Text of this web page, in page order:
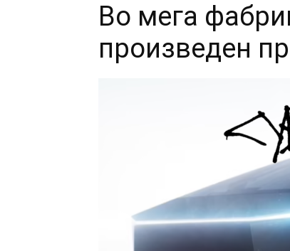
Во мега
произведен